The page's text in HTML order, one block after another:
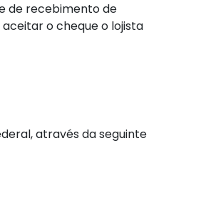
de recebimento de
o cheque o lojista
através da seguinte